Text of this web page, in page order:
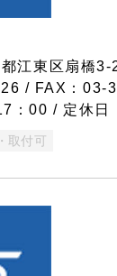
江東区扇橋3-
/ FAX：03-
：00 / 定休日
取付可